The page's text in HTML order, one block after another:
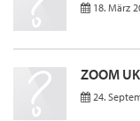
18. März
ZOOM UK
24.